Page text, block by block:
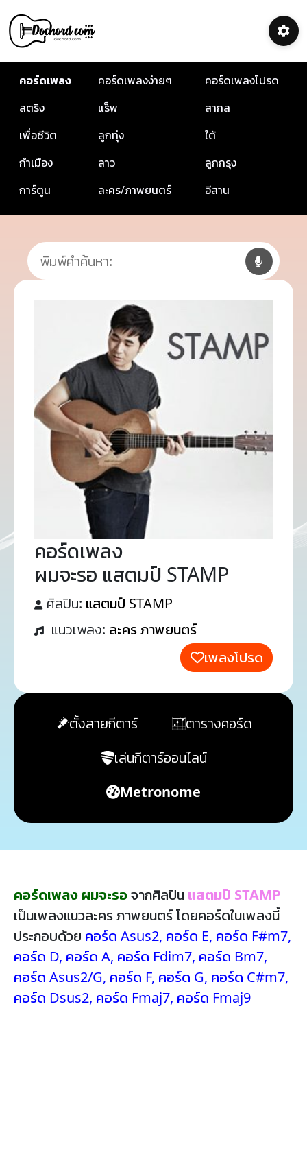
คอร์ดเพลง คอร์ดเพลงง่ายๆ
คอร์ดเพลงโปรด
สตริง
แร็พ
สากล
เพื่อชีวิต
ลูกทุ่ง
ใต้
กำเมือง
ลาว
ลูกกรุง
การ์ตูน
ละคร/ภาพยนตร์ อีสาน
คอร์ดเพลง
ผมจะรอ แสตมป์ STAMP
ศิลปิน: แสตมป์ STAMP
แนวเพลง: ละคร ภาพยนตร์
เพลงโปรด
ตั้งสายกีตาร์
ตารางคอร์ด
เล่นกีตาร์ออนไลน์
Metronome
คอร์ดเพลง ผมจะรอจากศิลปิน แสตมป์ STAMP
เป็นเพลงแนวละคร ภาพยนตร์ โดยคอร์ดในเพลงนี้
ประกอบด้วย คอร์ด Asus2, คอร์ด E, คอร์ด F#m7,
คอร์ด D, คอร์ด A, คอร์ด Fdim7, คอร์ด Bm7,
คอร์ด Asus2/G, คอร์ด F, คอร์ด G, คอร์ด C#m7,
คอร์ด Dsus2, คอร์ด Fmaj7, คอร์ด Fmaj9